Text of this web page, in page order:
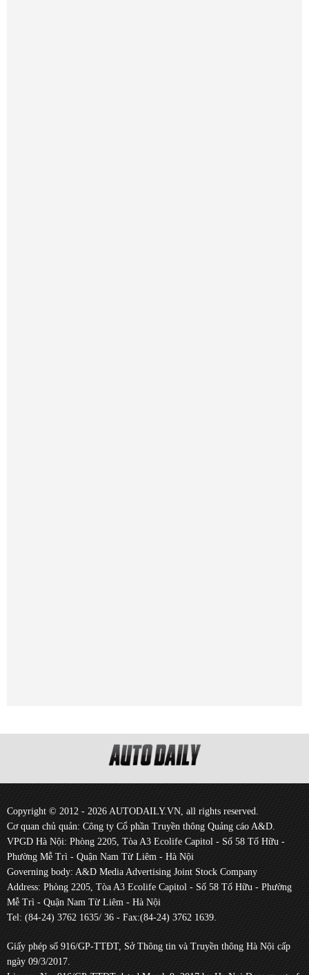
Copyright © 2012 - 2026 AUTODAILY.VN, all rights reserved.
Cơ quan chủ quản: Công ty Cổ phần Truyền thông Quảng cáo A&D.
VPGD Hà Nội: Phòng 2205, Tòa A3 Ecolife Capitol - Số 58 Tố Hữu -
Phường Mễ Trì - Quận Nam Từ Liêm - Hà Nội
Governing body: A&D Media Advertising Joint Stock Company
Address: Phòng 2205, Tòa A3 Ecolife Capitol - Số 58 Tố Hữu - Phường
Mễ Trì - Quận Nam Từ Liêm - Hà Nội
Tel: (84-24) 3762 1635/ 36 - Fax:(84-24) 3762 1639.
Giấy phép số 916/GP-TTĐT, Sở Thông tin và Truyền thông Hà Nội cấp
ngày 09/3/2017.